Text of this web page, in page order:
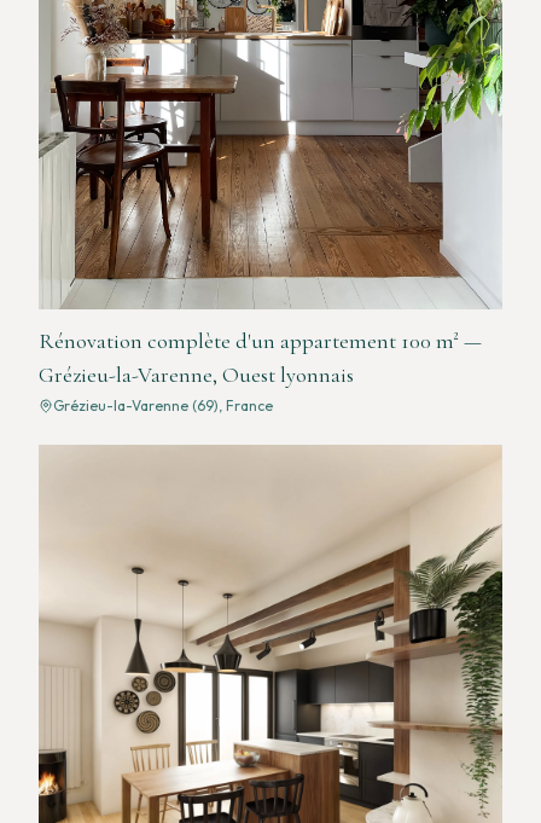
Rénovation complète d'un appartement 100 m² —
Grézieu-la-Varenne, Ouest lyonnais
Grézieu-la-Varenne (69), France